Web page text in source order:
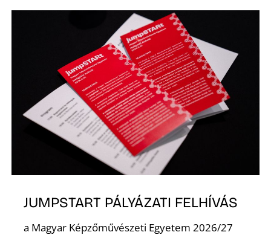
JUMPSTART PÁLYÁZATI FELHÍVÁS
a Magyar Képzőművészeti Egyetem 2026/27